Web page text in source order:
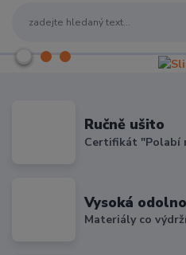
Ručně ušito
Certifikát "Polabí
Vysoká
Materiály co